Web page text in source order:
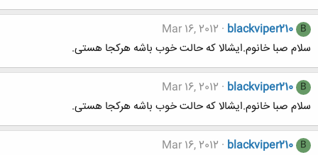
B
blackviper210
Mar 16, 2012
سلام صبا خانوم.ايشالا كه حالت خوب باشه هركجا هستی.
B
blackviper210
Mar 16, 2012
سلام صبا خانوم.ايشالا كه حالت خوب باشه هركجا هستی.
B
blackviper210
Mar 16, 2012